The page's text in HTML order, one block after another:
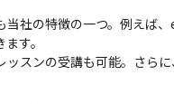
当社の特徴の一つ。例えば
す。
スンの受講も可能。さら